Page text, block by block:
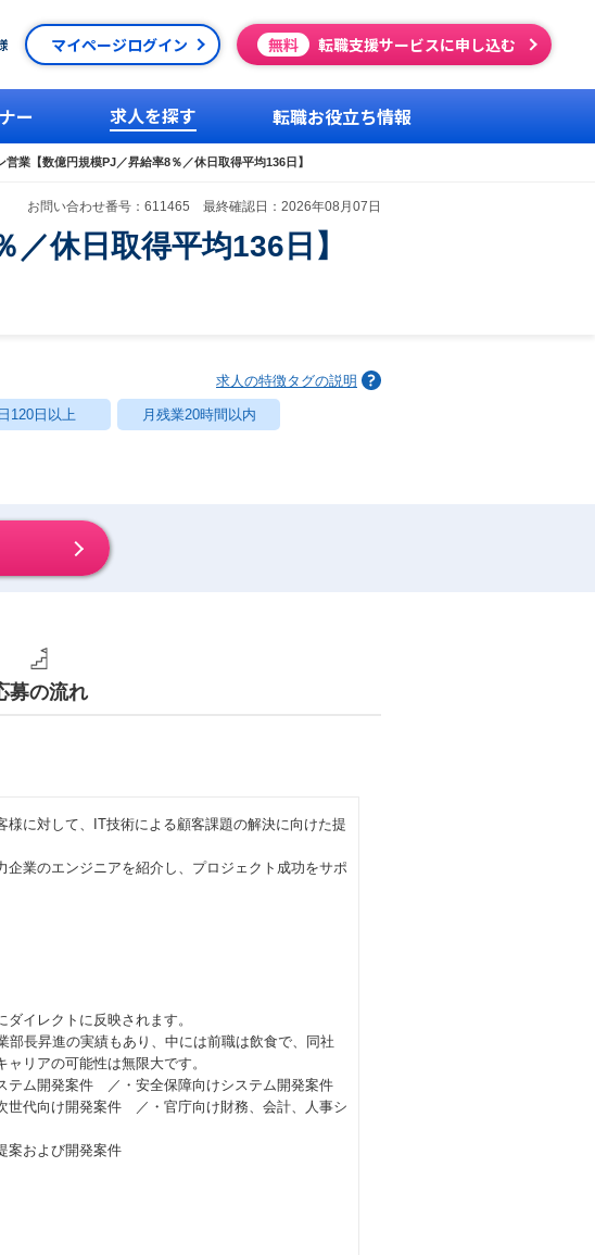
マイページログイン 無料 転職支援サービスに申し込む
ー 求人を探す 転職お役立ち情報
営業【数億円規模PJ／昇給率8％／休日取得平均136日】
お問い合わせ番号：611465 最終確認日：2026年08月07日
休日取得平均136日】
求人の特徴タグの説明
120日以上 月残業20時間以内
募の流れ
に対して、IT技術による顧客課題の解決に向けた提
業のエンジニアを紹介し、プロジェクト成功をサポ
イレクトに反映されます。
部長昇進の実績もあり、中には前職は飲食で、同社
リアの可能性は無限大です。
テム開発案件 ／・安全保障向けシステム開発案件
世代向け開発案件 ／・官庁向け財務、会計、人事シ
案および開発案件